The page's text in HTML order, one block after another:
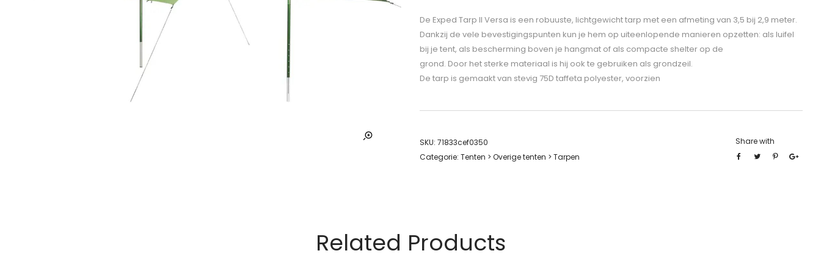
De Exped Tarp II Versa is een robuuste, lichtgewicht tarp met een afmeting van 3,5 bij 2,9 meter.
Dankzij de vele bevestigingspunten kun je hem op uiteenlopende manieren opzetten: als luifel
bij je tent, als bescherming boven je hangmat of als compacte shelter op de
grond. Door het sterke materiaal is hij ook te gebruiken als grondzeil.
De tarp is gemaakt van stevig 75D taffeta polyester, voorzien
SKU: 71833cef0350
Categorie: Tenten > Overige tenten > Tarpen
Share with
Related Products